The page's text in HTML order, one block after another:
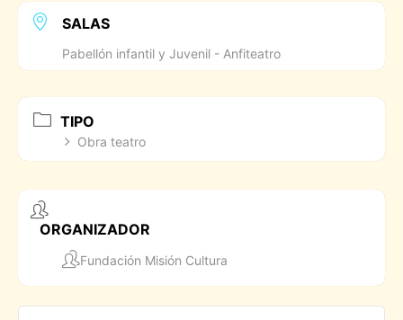
SALAS
Pabellón infantil y Juvenil - Anfiteatro
TIPO
Obra teatro
ORGANIZADOR
Fundación Misión Cultura